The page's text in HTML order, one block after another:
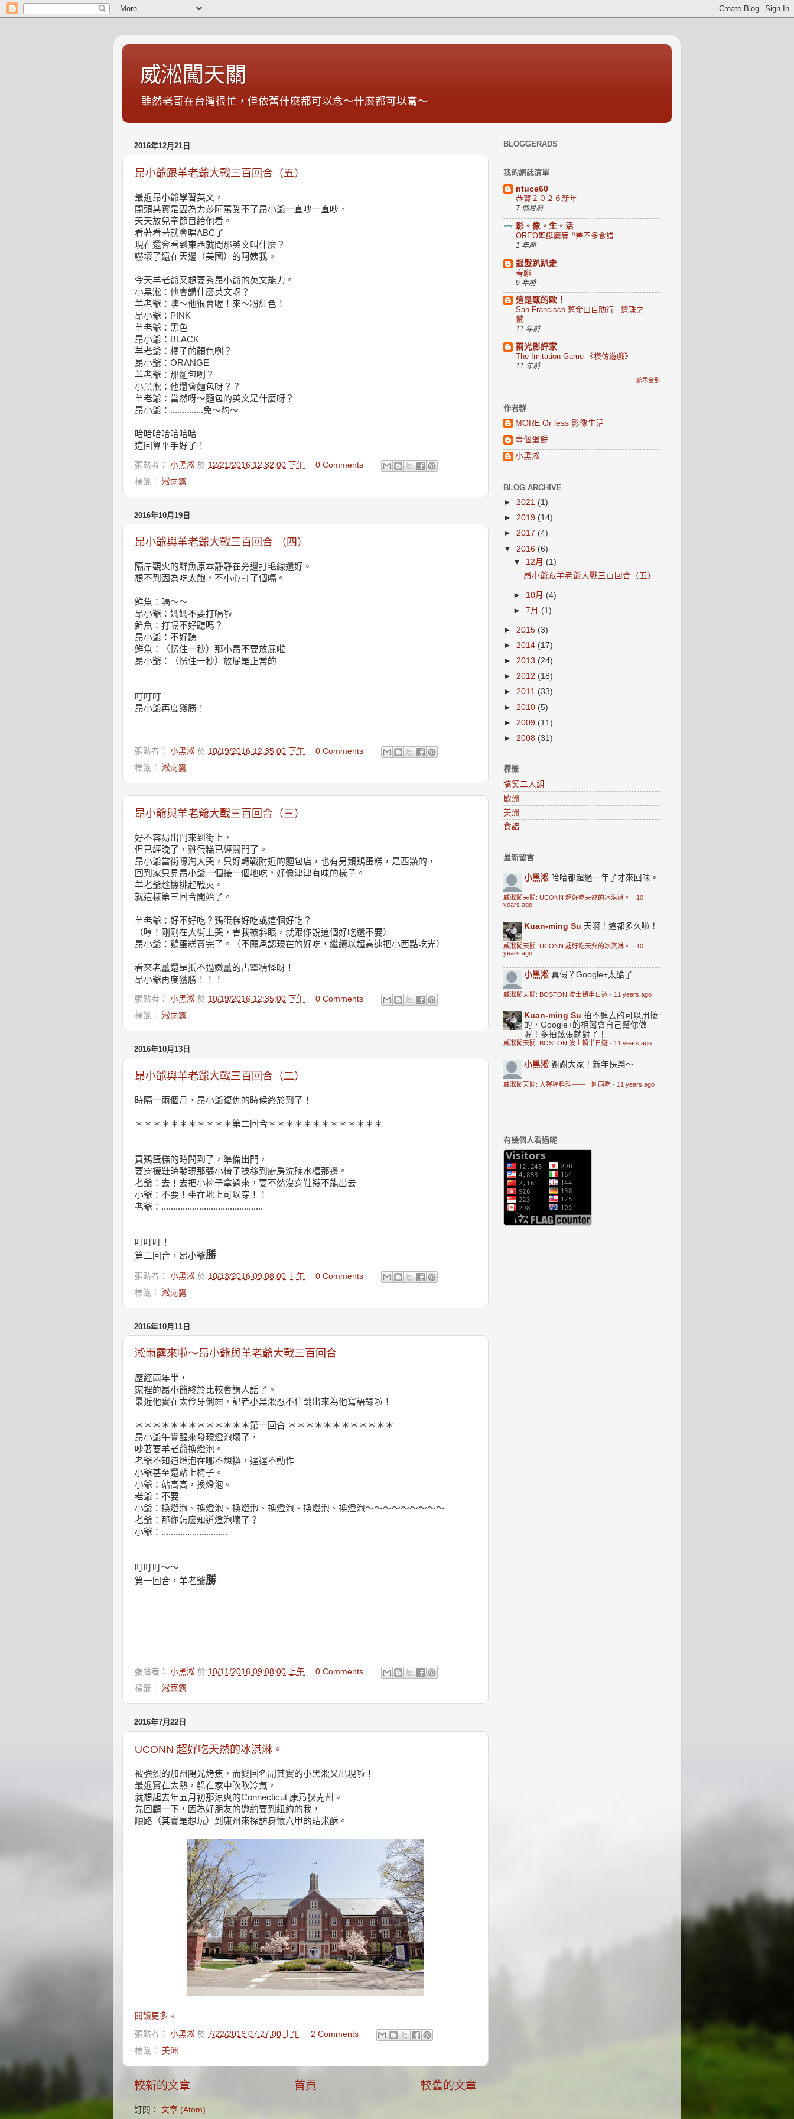
威淞闖天關
雖然老哥在台灣很忙，但依舊什麼都可以念～什麼都可以寫～
2016年12月21日
昂小爺跟羊老爺大戰三百回合（五）
最近昂小爺學習英文，
開頭其實是因為力莎阿罵受不了昂小爺一直吵一直吵，
天天放兒童節目給他看。
看著看著就會唱ABC了
現在還會看到東西就問那英文叫什麼？
嚇壞了遠在天邊（美國）的阿姨我。
今天羊老爺又想要秀昂小爺的英文能力。
小黑淞：他會講什麼英文呀？
羊老爺：噢～他很會喔！來～粉紅色！
昂小爺：PINK
羊老爺：黑色
昂小爺：BLACK
羊老爺：橘子的顏色咧？
昂小爺：ORANGE
羊老爺：那麵包咧？
小黑淞：他還會麵包呀？？
羊老爺：當然呀～麵包的英文是什麼呀？
昂小爺：..............免～豹～
哈哈哈哈哈哈哈
這回算平手好了！
張貼者： 小黑淞 於 12/21/2016 12:32:00 下午
0 Comments
標籤： 淞雨露
2016年10月19日
昂小爺與羊老爺大戰三百回合 （四）
隔岸觀火的鮮魚原本靜靜在旁邊打毛線還好。
想不到因為吃太飽，不小心打了個嗝。
鮮魚：嗝～～
昂小爺：媽媽不要打嗝啦
鮮魚：打嗝不好聽嗎？
昂小爺：不好聽
鮮魚：（愣住一秒）那小昂不要放屁啦
昂小爺：（愣住一秒）放屁是正常的
叮叮叮
昂小爺再度獲勝！
張貼者： 小黑淞 於 10/19/2016 12:35:00 下午
0 Comments
標籤： 淞雨露
昂小爺與羊老爺大戰三百回合（三）
好不容易出門來到街上，
但已經晚了，雞蛋糕已經關門了。
昂小爺當街嚎淘大哭，只好轉戰附近的麵包店，也有另類鷄蛋糕，是西㸃的，
回到家只見昂小爺一個接一個地吃，好像津津有味的樣子。
羊老爺趁機挑起戰火。
就這樣第三回合開始了。
羊老爺：好不好吃？鷄蛋糕好吃或這個好吃？
（哼！剛剛在大街上哭，害我被斜眼，就跟你說這個好吃還不要）
昂小爺：鷄蛋糕賣完了。（不願承認現在的好吃，繼續以超高速把小西點吃光）
看來老薑還是抵不過嫩薑的古靈精怪呀！
昂小爺再度獲勝！！！
張貼者： 小黑淞 於 10/19/2016 12:35:00 下午
0 Comments
標籤： 淞雨露
2016年10月13日
昂小爺與羊老爺大戰三百回合（二）
時隔一兩個月，昂小爺復仇的時候終於到了！
＊＊＊＊＊＊＊＊＊＊＊第二回合＊＊＊＊＊＊＊＊＊＊＊＊＊
買鷄蛋糕的時間到了，準備出門，
要穿襪鞋時發現那張小椅子被移到廚房洗碗水槽那邊。
老爺：去！去把小椅子拿過來，要不然沒穿鞋襪不能出去
小爺：不要！坐在地上可以穿！！
老爺：...........................................
叮叮叮！
第二回合，昂小爺勝
張貼者： 小黑淞 於 10/13/2016 09:08:00 上午
0 Comments
標籤： 淞雨露
2016年10月11日
淞雨露來啦～昂小爺與羊老爺大戰三百回合
歷經兩年半，
家裡的昂小爺終於比較會講人話了。
最近他實在太伶牙俐齒，記者小黑淞忍不住跳出來為他寫語錄啦！
＊＊＊＊＊＊＊＊＊＊＊＊＊第一回合 ＊＊＊＊＊＊＊＊＊＊＊＊
昂小爺午覺醒來發現燈泡壞了，
吵著要羊老爺換燈泡。
老爺不知道燈泡在哪不想換，遲遲不動作
小爺甚至還站上椅子。
小爺：站高高，換燈泡。
老爺：不要
小爺：換燈泡、換燈泡、換燈泡、換燈泡、換燈泡、換燈泡～～～～～～～～～
老爺：那你怎麼知道燈泡壞了？
小爺：............................
叮叮叮～～
第一回合，羊老爺勝
張貼者： 小黑淞 於 10/11/2016 09:08:00 上午
0 Comments
標籤： 淞雨露
2016年7月22日
UCONN 超好吃天然的冰淇淋。
被強烈的加州陽光烤焦，而變回名副其實的小黑淞又出現啦！
最近實在太熱，躲在家中吹吹冷氣，
就想起去年五月初那涼爽的Connecticut 康乃狄克州。
先回顧一下，因為好朋友的邀約要到紐約的我，
順路（其實是想玩）到康州來探訪身懷六甲的貼米酥。
閱讀更多 »
張貼者： 小黑淞 於 7/22/2016 07:27:00 上午
2 Comments
標籤： 美洲
較新的文章 較舊的文章
首頁
訂閱： 文章 (Atom)
BLOGGERADS
我的網誌清單
ntuce60
恭賀２０２６新年
7 個月前
影。像。生。活
OREO聖誕麋鹿 #差不多食譜
1 年前
銀髮趴趴走
春聯
9 年前
這是甄的歐！
San Francisco 舊金山自助行 - 遺珠之
憾
11 年前
兩光影評家
The Imitation Game 《模仿遊戲》
11 年前
顯示全部
作者群
MORE Or less 影像生活
壹個蛋餅
小黑淞
BLOG ARCHIVE
► 2021 (1)
► 2019 (14)
► 2017 (4)
▼ 2016 (6)
▼ 12月 (1)
昂小爺跟羊老爺大戰三百回合（五）
► 10月 (4)
►7月 (1)
► 2015 (3)
► 2014 (17)
► 2013 (24)
► 2012 (18)
► 2011 (33)
► 2010 (5)
► 2009 (11)
► 2008 (31)
標籤
搞笑二人組
歐洲
美洲
食譜
最新留言
小黑淞 哈哈都超過一年了才來回味。
威淞闖天關: UCONN 超好吃天然的冰淇淋。 · 10
years ago
Kuan-ming Su 天啊！這都多久啦！
威淞闖天關: UCONN 超好吃天然的冰淇淋。 · 10
years ago
小黑淞 真假？Google+太酷了
威淞闖天關: BOSTON 波士頓半日遊 · 11 years ago
Kuan-ming Su 拍不進去的可以用接
的，Google+的相簿會自己幫你做
喔！多拍幾張就對了！
威淞闖天關: BOSTON 波士頓半日遊 · 11 years ago
小黑淞 謝謝大家！新年快樂～
威淞闖天關: 大猩猩料理——一圓兩吃 · 11 years ago
有幾個人看過呢